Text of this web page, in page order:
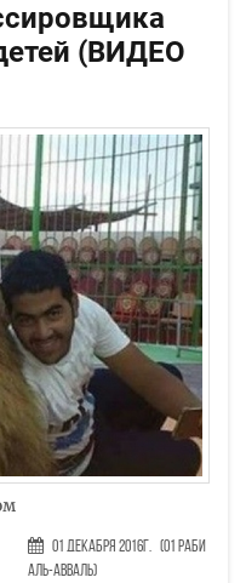
(ВИДЕО
01 Декабря 2016г. (01 Раби
аль-авваль)